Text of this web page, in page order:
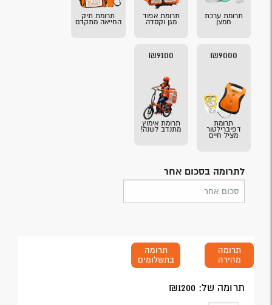
תרומת ערכת
חמצן
תרומת אפוד
מגן וקסדה
תרומת תיק
החייאה מתקדם
₪9000
תרומת
דפיברילטור
מציל חיים
₪9100
תרומת אימוץ
מתנדב לשנה!
לתרומה בסכום אחר
תרומה
מהירה
תרומה
בתשלומים
תרומה של: ₪ 1200